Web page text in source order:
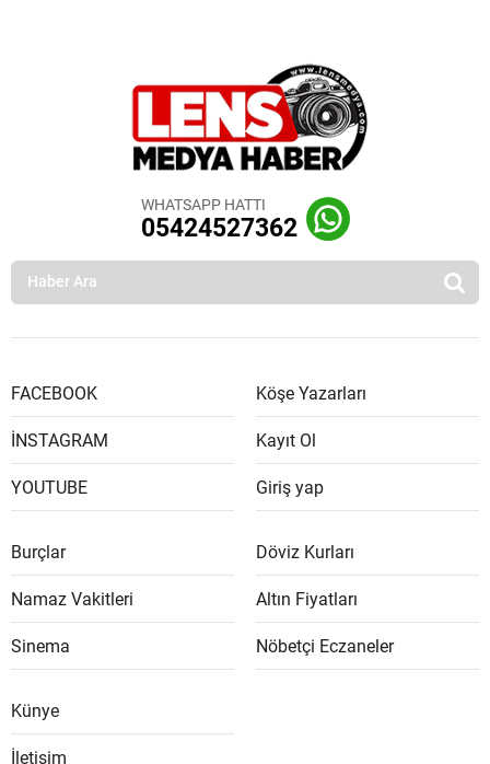
WHATSAPP HATTI
05424527362
FACEBOOK
İNSTAGRAM
YOUTUBE
Köşe Yazarları
Kayıt Ol
Giriş yap
Burçlar
Namaz Vakitleri
Sinema
Döviz Kurları
Altın Fiyatları
Nöbetçi Eczaneler
Künye
İletişim